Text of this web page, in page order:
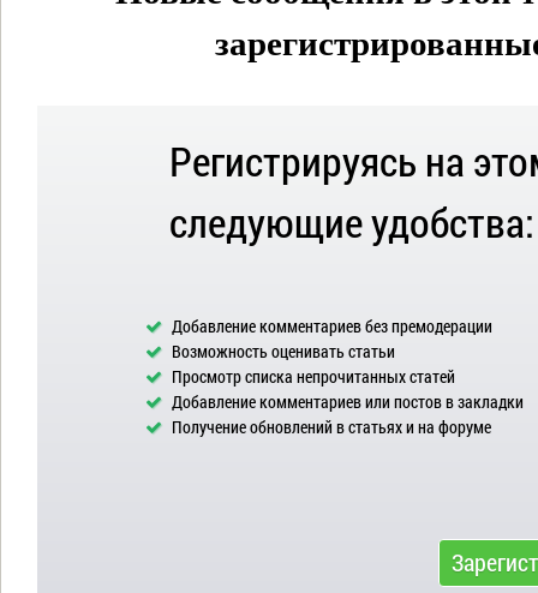
Регистрируясь на
следующие удобства:
Добавление комментариев без премодерации
Возможность оценивать статьи
Просмотр списка непрочитанных статей
Добавление комментариев или постов в закладки
Получение обновлений в статьях и на форуме